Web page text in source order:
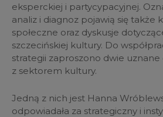
eksperckiej i partycypacyjnej.
analiz i diagnoz pojawią się także
społeczne oraz dyskusje
szczecińskiej kultury. Do
strategii zaproszono dwie
z sektorem kultury.
Jedną z nich jest Hanna
odpowiadała za strategiczny i